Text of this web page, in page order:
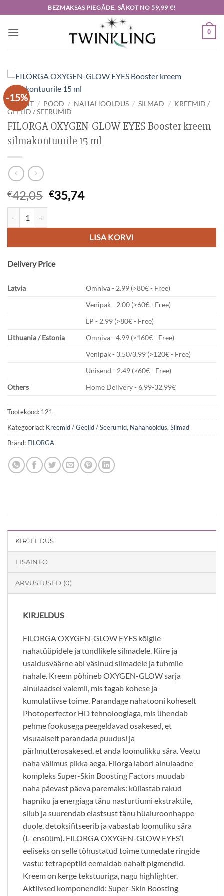
to
content
BEZMAKSAS PIEGĀDE, SĀKOT NO 59,99 €!
0
-15%
ESILEHT / POOD / NAHAHOOLDUS / SILMAD / KREEMID /
GEELID / SEERUMID
FILORGA OXYGEN-GLOW EYES Booster kreem
silmakontuurile 15 ml
€42,05 Algne
hind
€42,05.
€35,74Current
€35,74.
LISA KORVI
Delivery Price
Latvia
Omniva - 2.99 (>80€ - Free)
Venipak - 2.00 (>60€ - Free)
LP - 2.99 (>80€ - Free)
Lithuania / Estonia
Omniva - 4.99 (>160€ - Free)
Venipak - 3.50/3.99 (>120€ - Free)
Unisend - 2.49 (>60€ - Free)
Others
Home Delivery - 6.99-32.99€
Tootekood: 121
Kategooriad: Kreemid / Geelid / Seerumid, Nahahooldus, Silmad
Bränd: FILORGA
KIRJELDUS
LISAINFO
ARVUSTUSED (0)
KIRJELDUS
FILORGA OXYGEN-GLOW EYES kõigile
nahatüüpidele ja tundlikele silmadele. Kiire ja
usaldusväärne abi väsinud silmadele ja tuhmile
nahale. Kreem põhineb OXYGEN-GLOW sarja
ainulaadsel valemil, mis tagab kohese ja
kumulatiivse toime. Parandage nahatooni koheselt
Photoperfector HD tehnoloogiaga, mis ühendab
pehme fookusega peegeldavad osakesed, et
visuaalselt parandada puudusi ja
pärlmutterosakesed, et anda loomulikku sära. Veatu
naha välimus pikka aega. Filorga labori ainulaadne
kompleks Super-Skin Boosting Factors muudab
naha päevast päeva paremaks: küllastab rakud
hapniku ja energiaga tänu nasturtiumi ekstraktile,
silub ja suurendab elastsust tänu hüaluroonhappe
duole, detoksifitseerib ja vabastab loomuliku sära
(L- ensüüm). FILORGA OXYGEN-GLOW EYES’i
eeliseks on selle tõhustatud toime tumedate ringide
vastu: tetrapeptiid eemaldab nahalt pigmendid.
Kreem on kerge tekstuuriga, nagu highlighter.
Aktiivsed komponendid: Super-Skin Boosting